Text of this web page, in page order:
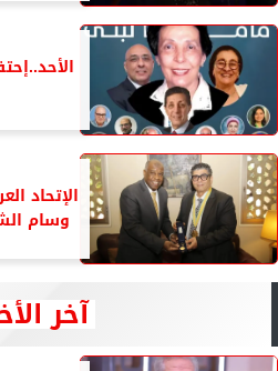
الإتحاد
وسام
آخر